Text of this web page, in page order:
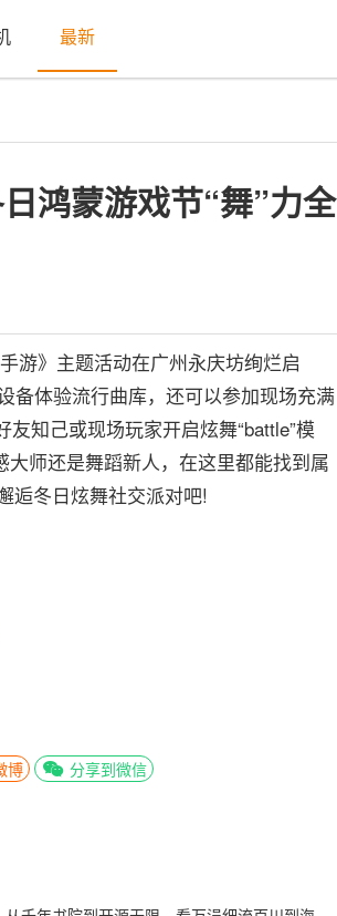
最新
鸿蒙游戏节“舞”力全
》主题活动在广州永庆坊绚烂启
备体验流行曲库，还可以参加现场充满
知己或现场玩家开启炫舞“battle”模
大师还是舞蹈新人，在这里都能找到属
逅冬日炫舞社交派对吧!
博 分享到微信